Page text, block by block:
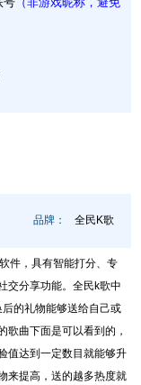
品牌： 全民K歌
件，具有智能打分、专
交分享功能。全民k歌中
的礼物能够送给自己或
歌曲下面是可以看到的，
值达到一定数目就能够升
来提高，送的越多热度就